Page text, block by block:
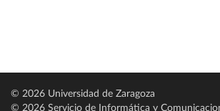
© 2026 Universidad de Zaragoza
© 2026 Servicio de Informática y